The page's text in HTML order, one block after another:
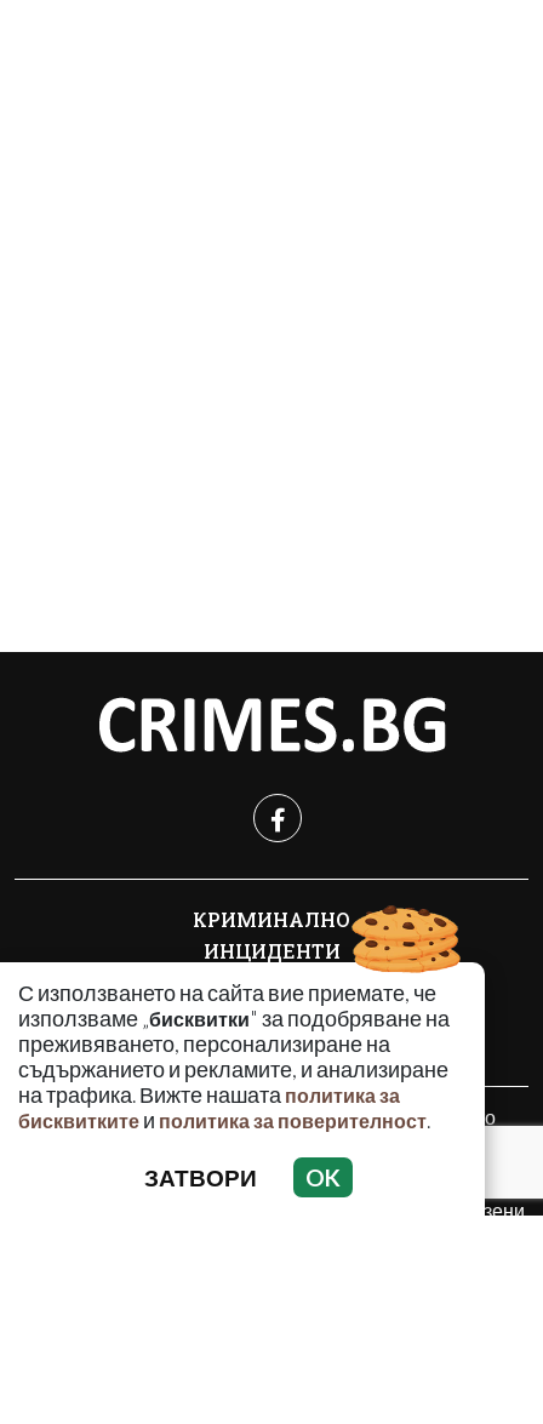
С използването на сайта вие приемате, че
използваме „бисквитки" за подобряване на
преживяването, персонализиране на
съдържанието и рекламите, и анализиране
на трафика. Вижте нашата политика за
бисквитките и политика за поверителност.
ЗАТВОРИ OK
КРИМИНАЛНО
ИНЦИДЕНТИ
АНАЛИЗИ
ПО СВЕТА
ВОДЕЩИ ТЕМИ
Използването и публикуването на част или цялото
група Асмара ЕООД е забранено.
© 2010 - 2026 | Crimes.BG. Всички права запазени.